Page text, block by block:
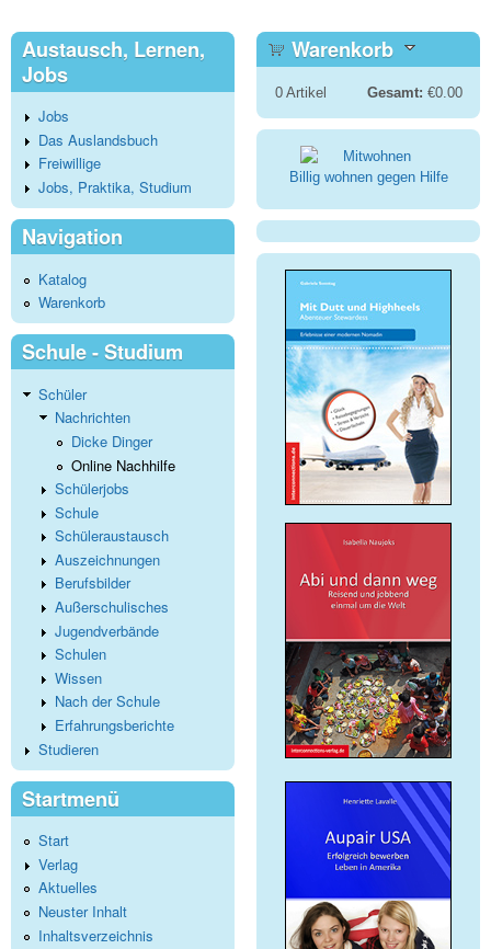
Austausch, Lernen,
Jobs
Jobs
Das Auslandsbuch
Freiwillige
Jobs, Praktika, Studium
Navigation
Katalog
Warenkorb
Schule - Studium
Schüler
Nachrichten
Dicke Dinger
Online Nachhilfe
Schülerjobs
Schule
Schüleraustausch
Auszeichnungen
Berufsbilder
Außerschulisches
Jugendverbände
Schulen
Wissen
Nach der Schule
Erfahrungsberichte
Studieren
Startmenü
Start
Verlag
Aktuelles
Neuster Inhalt
Inhaltsverzeichnis
Warenkorb
0Artikel Gesamt: €0.00
Billig wohnen gegen Hilfe